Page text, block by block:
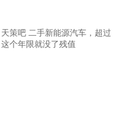
天策吧 二手新能源汽车，超过
这个年限就没了残值